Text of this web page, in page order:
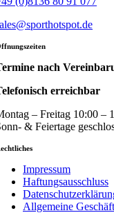
nach
erreichbar
– Freitag 10:00 –
& Feiertage
Impressum
Haftungsausschluss
Allgemeine